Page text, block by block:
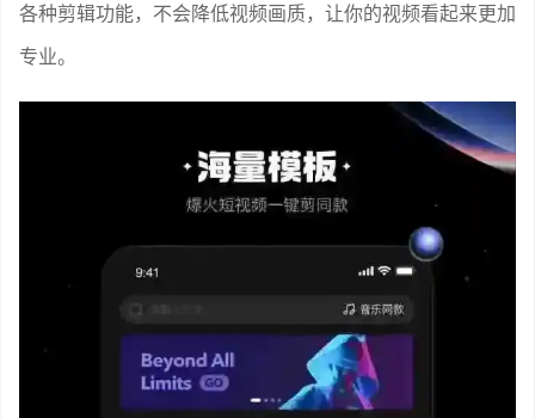
各种剪辑功能，不会降低视频画质，让你的视频看起来更加
专业。